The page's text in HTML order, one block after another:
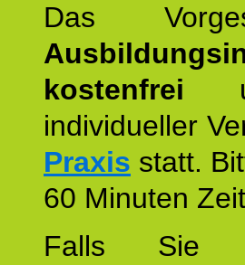
Das
kostenfrei
individueller
Praxis statt.
60 Minuten
Falls Sie